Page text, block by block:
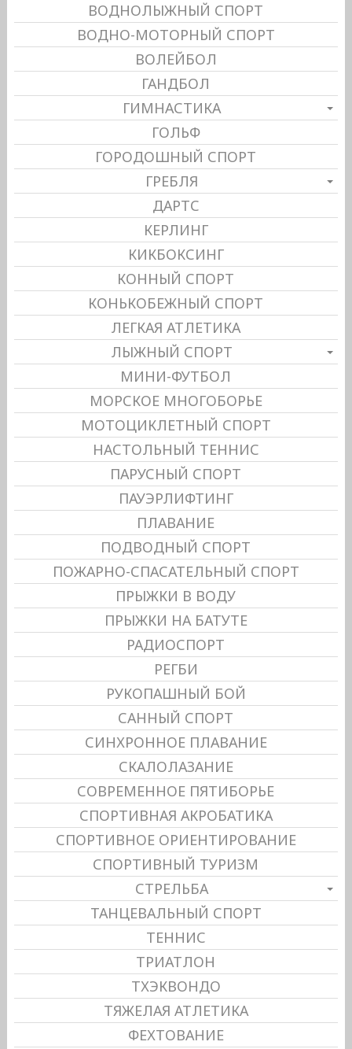
ВОДНОЛЫЖНЫЙ СПОРТ
ВОДНО-МОТОРНЫЙ СПОРТ
ВОЛЕЙБОЛ
ГАНДБОЛ
ГИМНАСТИКА
ГОЛЬФ
ГОРОДОШНЫЙ СПОРТ
ГРЕБЛЯ
ДАРТС
КЕРЛИНГ
КИКБОКСИНГ
КОННЫЙ СПОРТ
КОНЬКОБЕЖНЫЙ СПОРТ
ЛЕГКАЯ АТЛЕТИКА
ЛЫЖНЫЙ СПОРТ
МИНИ-ФУТБОЛ
МОРСКОЕ МНОГОБОРЬЕ
МОТОЦИКЛЕТНЫЙ СПОРТ
НАСТОЛЬНЫЙ ТЕННИС
ПАРУСНЫЙ СПОРТ
ПАУЭРЛИФТИНГ
ПЛАВАНИЕ
ПОДВОДНЫЙ СПОРТ
ПОЖАРНО-СПАСАТЕЛЬНЫЙ СПОРТ
ПРЫЖКИ В ВОДУ
ПРЫЖКИ НА БАТУТЕ
РАДИОСПОРТ
РЕГБИ
РУКОПАШНЫЙ БОЙ
САННЫЙ СПОРТ
СИНХРОННОЕ ПЛАВАНИЕ
СКАЛОЛАЗАНИЕ
СОВРЕМЕННОЕ ПЯТИБОРЬЕ
СПОРТИВНАЯ АКРОБАТИКА
СПОРТИВНОЕ ОРИЕНТИРОВАНИЕ
СПОРТИВНЫЙ ТУРИЗМ
СТРЕЛЬБА
ТАНЦЕВАЛЬНЫЙ СПОРТ
ТЕННИС
ТРИАТЛОН
ТХЭКВОНДО
ТЯЖЕЛАЯ АТЛЕТИКА
ФЕХТОВАНИЕ